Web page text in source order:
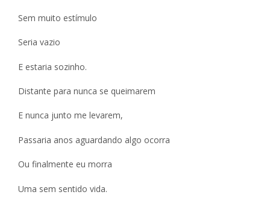
Sem muito estímulo
Seria vazio
E estaria sozinho.
Distante para nunca se queimarem
E nunca junto me levarem,
Passaria anos aguardando algo ocorra
Ou finalmente eu morra
Uma sem sentido vida.